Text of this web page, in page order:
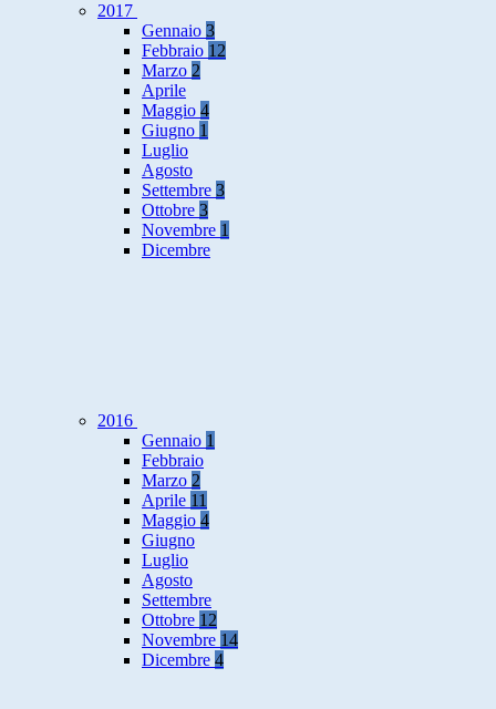
2017
Gennaio 3
Febbraio 12
Marzo 2
Aprile
Maggio 4
Giugno 1
Luglio
Agosto
Settembre 3
Ottobre 3
Novembre 1
Dicembre
2016
Gennaio 1
Febbraio
Marzo 2
Aprile 11
Maggio 4
Giugno
Luglio
Agosto
Settembre
Ottobre 12
Novembre 14
Dicembre 4